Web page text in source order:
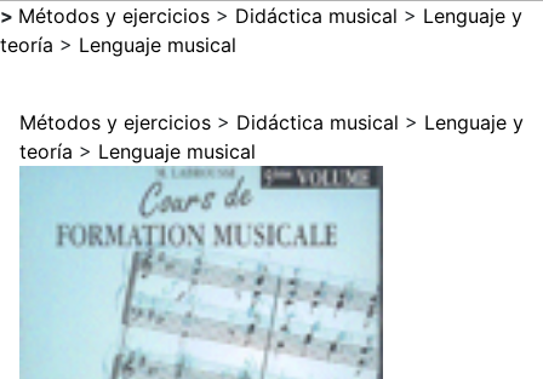
> Métodos y ejercicios > Didáctica musical > Lenguaje y
teoría > Lenguaje musical
Métodos y ejercicios > Didáctica musical > Lenguaje y
teoría > Lenguaje musical